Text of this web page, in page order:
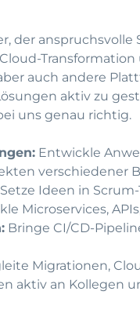
der
auch andere
aktiv zu
uns genau richtig.
Entwickle
verschiedener
Setze Ideen in
Microservices,
Bringe CI/CD-
Migrationen,
aktiv an Kollegen